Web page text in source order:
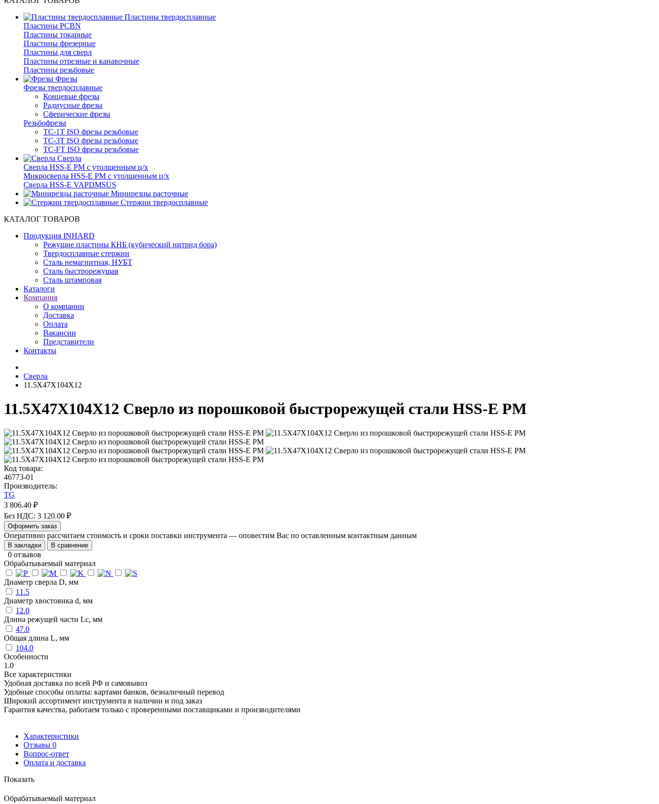
Пластины твердосплавные
Пластины PCBN
Пластины токарные
Пластины фрезерные
Пластины для сверл
Пластины отрезные и канавочные
Пластины резьбовые
Фрезы
Фрезы твердосплавные
Концевые фрезы
Радиусные фрезы
Сферические фрезы
Резьбофрезы
TC-1T ISO фрезы резьбовые
TC-3T ISO фрезы резьбовые
TC-FT ISO фрезы резьбовые
Сверла
Cверла HSS-E PM c утолщенным ц/х
Микросверла HSS-E PM c утолщенным ц/х
Сверла HSS-E VAPDMSUS
Минирезцы расточные
Cтержни твердосплавные
КАТАЛОГ ТОВАРОВ
Продукция INHARD
Режущие пластины КНБ (кубический нитрид бора)
Твердосплавные стержни
Сталь немагнитная, НУБТ
Сталь быстрорежущая
Сталь штамповая
Каталоги
Компания
О компании
Доставка
Оплата
Вакансии
Представители
Контакты
Сверла
11.5X47X104X12
11.5X47X104X12 Сверло из порошковой быстрорежущей стали HSS-E PM
Код товара:
46773-01
Производитель:
TG
3 806.40 ₽
Без НДС: 3 120.00 ₽
Оформить заказ
Оперативно рассчитаем стоимость и сроки поставки инструмента — оповестим Вас по оставленным контактным данным
В закладки В сравнение
0 отзывов
Обрабатываемый материал
Диаметр сверла D, мм
11.5
Диаметр хвостовика d, мм
12.0
Длина режущей части Lc, мм
47.0
Общая длина L, мм
104.0
Особенности
1.0
Все характеристики
Удобная доставка по всей РФ и самовывоз
Удобные способы оплаты: картами банков, безналичный перевод
Широкий ассортимент инструмента в наличии и под заказ
Гарантия качества, работаем только с проверенными поставщиками и производителями
Характеристики
Отзывы 0
Вопрос-ответ
Оплата и доставка
Показать
Обрабатываемый материал